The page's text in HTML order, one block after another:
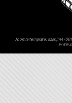
Joomla template: szsnjm4-